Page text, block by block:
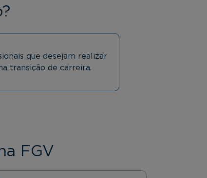
que desejam realizar
transição de carreira.
FGV